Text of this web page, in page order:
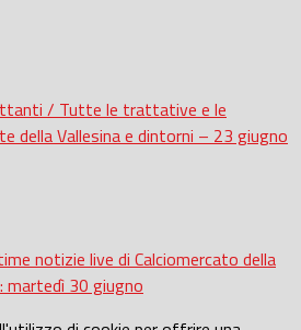
/ Tutte le trattative e le
della Vallesina e dintorni – 23 giugno
notizie live di Calciomercato della
martedì 30 giugno